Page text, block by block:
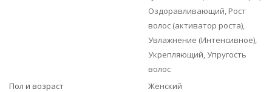
Оздоравливающий, Рост
волос (активатор роста),
Увлажнение (Интенсивное),
Укрепляющий, Упругость
волос
Пол и возраст
Женский